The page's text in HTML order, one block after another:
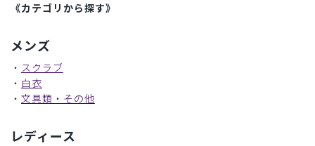
《カテゴリから探す》
メンズ
・ スクラブ
・ 白衣
・ 文具類・その他
レディース